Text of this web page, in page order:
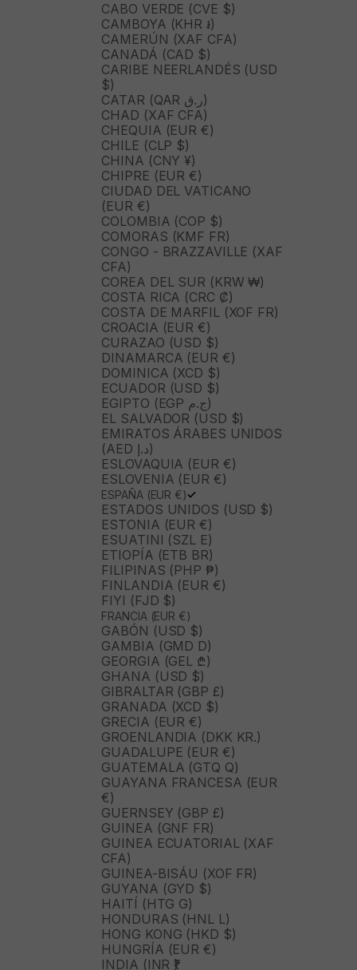
CABO VERDE (CVE $)
CAMBOYA (KHR ៛)
CAMERÚN (XAF CFA)
CANADÁ (CAD $)
CARIBE NEERLANDÉS (USD
$)
CATAR (QAR ر.ق)
CHAD (XAF CFA)
CHEQUIA (EUR €)
CHILE (CLP $)
CHINA (CNY ¥)
CHIPRE (EUR €)
CIUDAD DEL VATICANO
(EUR €)
COLOMBIA (COP $)
COMORAS (KMF FR)
CONGO - BRAZZAVILLE (XAF
CFA)
COREA DEL SUR (KRW ₩)
COSTA RICA (CRC ₡)
COSTA DE MARFIL (XOF FR)
CROACIA (EUR €)
CURAZAO (USD $)
DINAMARCA (EUR €)
DOMINICA (XCD $)
ECUADOR (USD $)
EGIPTO (EGP ج.م)
EL SALVADOR (USD $)
EMIRATOS ÁRABES UNIDOS
(AED د.إ)
ESLOVAQUIA (EUR €)
ESLOVENIA (EUR €)
ESPAÑA (EUR €)
ESTADOS UNIDOS (USD $)
ESTONIA (EUR €)
ESUATINI (SZL E)
ETIOPÍA (ETB BR)
FILIPINAS (PHP ₱)
FINLANDIA (EUR €)
FIYI (FJD $)
FRANCIA (EUR €)
GABÓN (USD $)
GAMBIA (GMD D)
GEORGIA (GEL ₾)
GHANA (USD $)
GIBRALTAR (GBP £)
GRANADA (XCD $)
GRECIA (EUR €)
GROENLANDIA (DKK KR.)
GUADALUPE (EUR €)
GUATEMALA (GTQ Q)
GUAYANA FRANCESA (EUR
€)
GUERNSEY (GBP £)
GUINEA (GNF FR)
GUINEA ECUATORIAL (XAF
CFA)
GUINEA-BISÁU (XOF FR)
GUYANA (GYD $)
HAITÍ (HTG G)
HONDURAS (HNL L)
HONG KONG (HKD $)
HUNGRÍA (EUR €)
INDIA (INR ₹)